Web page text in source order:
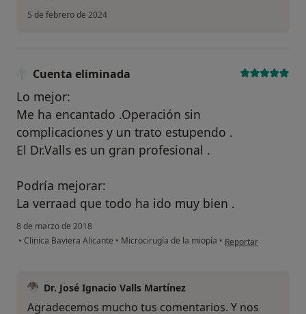
5 de febrero de 2024
Cuenta eliminada
Lo mejor:
Me ha encantado .Operación sin
complicaciones y un trato estupendo .
El Dr.Valls es un gran profesional .
Podría mejorar:
La verraad que todo ha ido muy bien .
8 de marzo de 2018
• Clinica Baviera Alicante • Microcirugía de la miopía • en opinión del
Reportar
Dr. José Ignacio Valls Martínez
Agradecemos mucho tus comentarios. Y nos